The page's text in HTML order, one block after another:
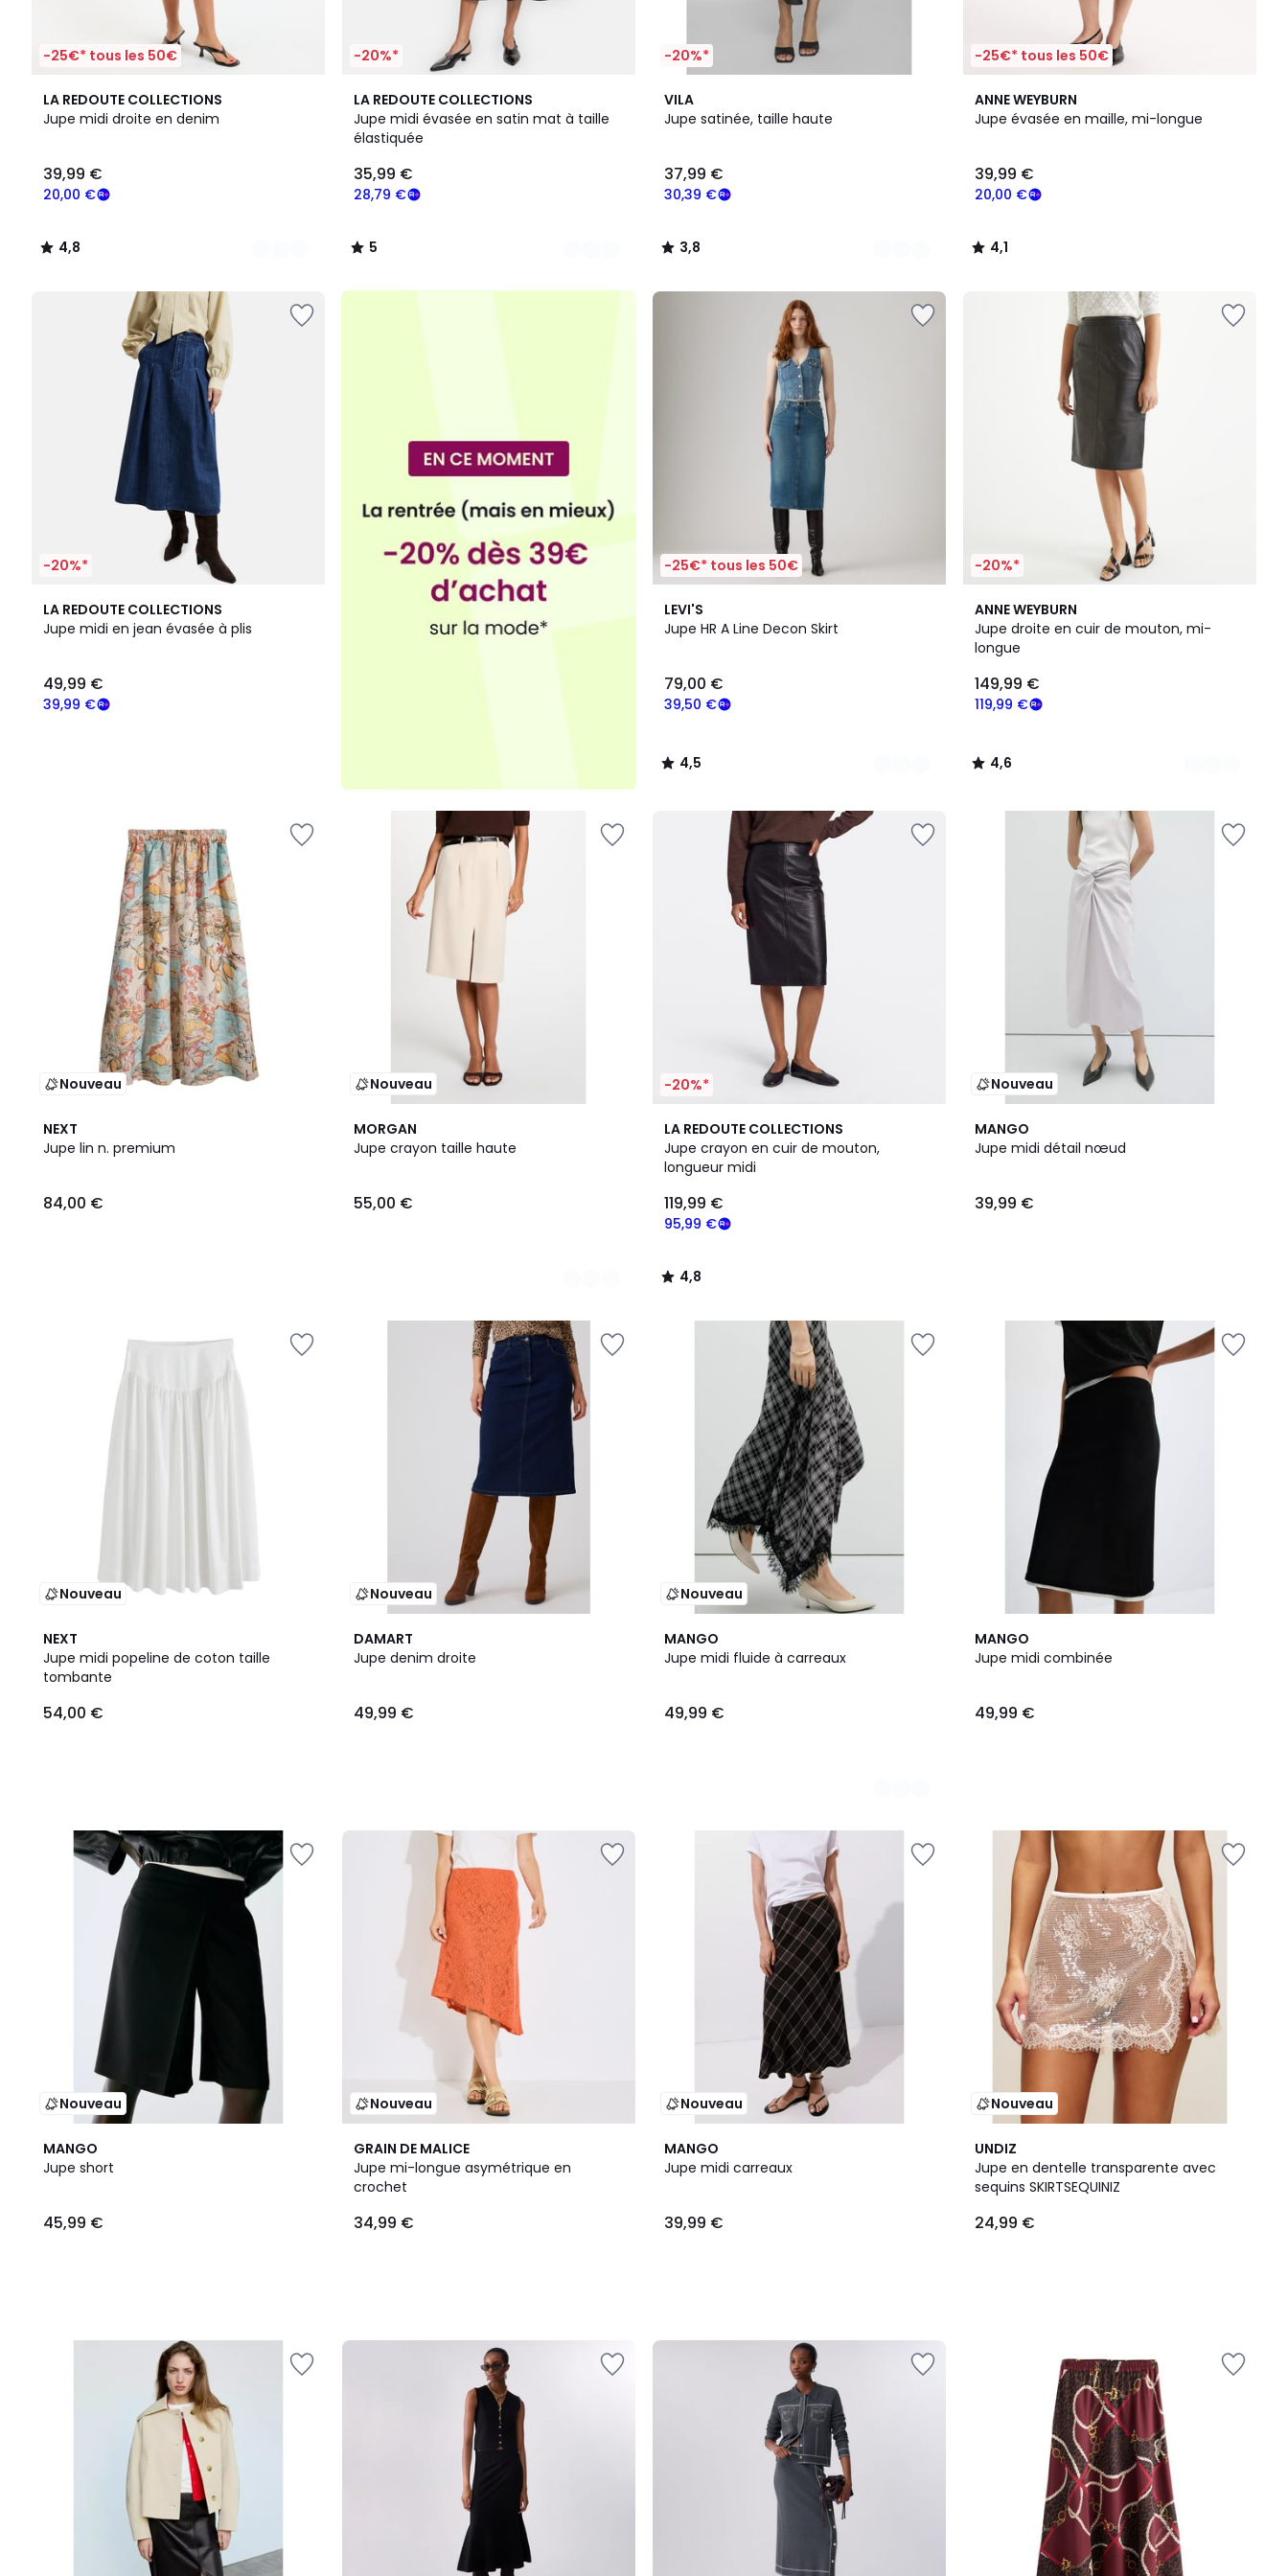
-25€* tous les 50€
LA REDOUTE COLLECTIONS
Jupe midi droite en denim
€
souscrivez
programme
20,00 €
39,99 €
4,8
/ 5
2
Couleurs
4,8
/
-20%*
LA REDOUTE COLLECTIONS
Jupe midi évasée en satin mat à taille
élastiquée
28,79 €
35,99 €
5
/
5
3
Couleurs
5
/
-20%*
VILA
Jupe satinée, taille haute
30,39 €
37,99 €
3,8
/ 5
2
Couleurs
3,8
/
-25€* tous les 50€
ANNE WEYBURN
Jupe évasée en maille, mi-longue
20,00 €
39,99 €
4,1
/ 5
4,1
/
-20%*
LA REDOUTE COLLECTIONS
Jupe midi en jean évasée à plis
39,99 €
49,99 €
-25€* tous les 50€
LEVI'S
Jupe HR A Line Decon Skirt
39,50 €
79,00 €
4,5
/ 5
2
Couleurs
4,5
/
-20%*
ANNE WEYBURN
Jupe droite en cuir de mouton, mi-
longue
119,99 €
149,99 €
4,6
/ 5
3
Couleurs
4,6
/
Nouveau
NEXT
Jupe lin n. premium
84,00 €
Nouveau
MORGAN
Jupe crayon taille haute
55,00 €
2
Couleurs
-20%*
LA REDOUTE COLLECTIONS
Jupe crayon en cuir de mouton,
longueur midi
95,99 €
119,99 €
4,8
/ 5
4,8
/
Nouveau
MANGO
Jupe midi détail nœud
39,99 €
Nouveau
NEXT
Jupe midi popeline de coton taille
tombante
54,00 €
Nouveau
DAMART
Jupe denim droite
49,99 €
Nouveau
MANGO
Jupe midi fluide à carreaux
49,99 €
2
Couleurs
MANGO
Jupe midi combinée
49,99 €
Nouveau
MANGO
Jupe short
45,99 €
Nouveau
GRAIN DE MALICE
Jupe mi-longue asymétrique en
crochet
34,99 €
Nouveau
MANGO
Jupe midi carreaux
39,99 €
Nouveau
UNDIZ
Jupe en dentelle transparente avec
sequins SKIRTSEQUINIZ
24,99 €